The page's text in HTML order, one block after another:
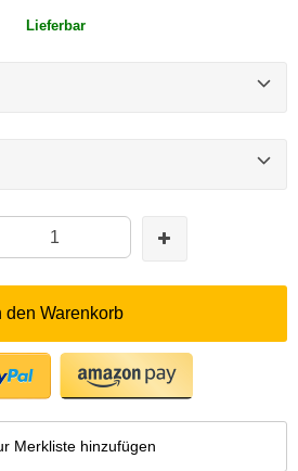
Lieferbar
den Warenkorb
Merkliste hinzufügen